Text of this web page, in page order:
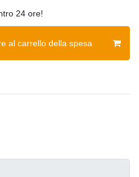
24 ore!
al carrello della spesa